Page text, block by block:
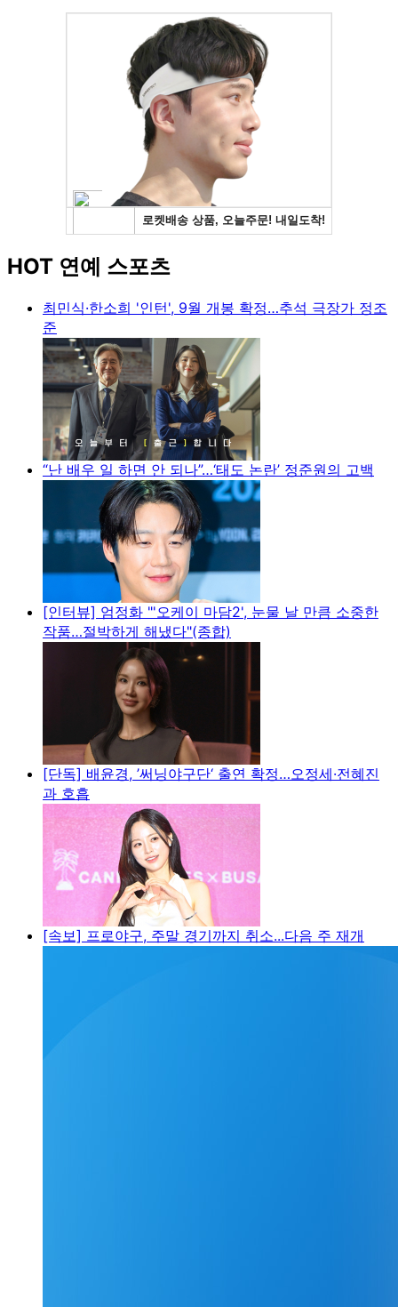
HOT 연예 스포츠
최민식·한소희 '인턴', 9월 개봉 확정…추석 극장가 정조
준
“난 배우 일 하면 안 되나”…‘태도 논란’ 정준원의 고백
[인터뷰] 엄정화 "'오케이 마담2', 눈물 날 만큼 소중한
작품…절박하게 해냈다"(종합)
[단독] 배윤경, ’써닝야구단‘ 출연 확정…오정세·전혜진
과 호흡
[속보] 프로야구, 주말 경기까지 취소...다음 주 재개